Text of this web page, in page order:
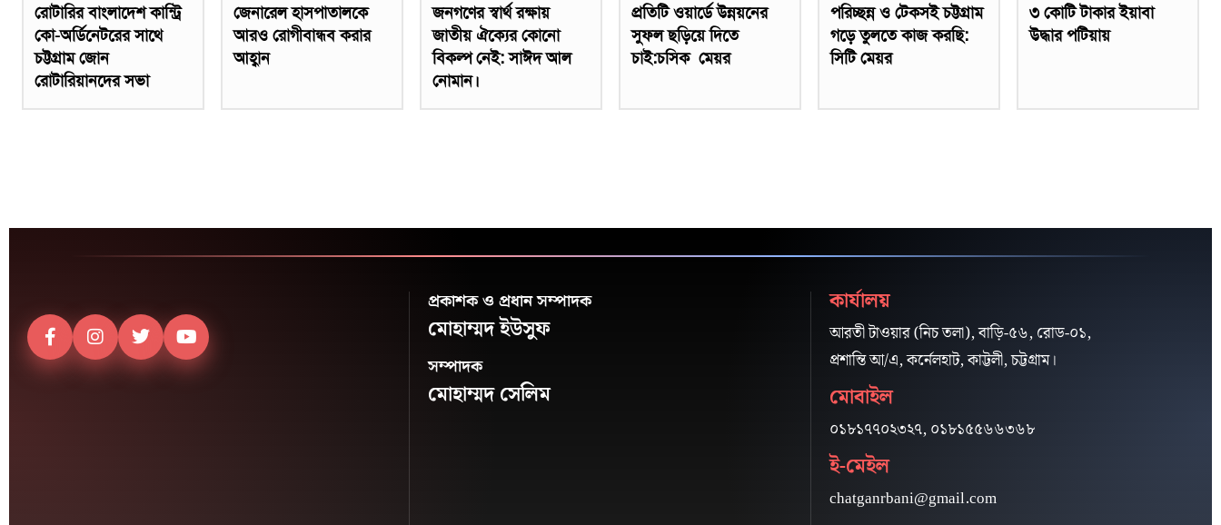
রোটারির বাংলাদেশ কান্ট্রি
কো-অর্ডিনেটরের সাথে
চট্টগ্রাম জোন
রোটারিয়ানদের সভা
জেনারেল হাসপাতালকে
আরও রোগীবান্ধব করার
আহ্বান
জনগণের স্বার্থ রক্ষায়
জাতীয় ঐক্যের কোনো
বিকল্প নেই: সাঈদ আল
নোমান।
প্রতিটি ওয়ার্ডে উন্নয়নের
সুফল ছড়িয়ে দিতে
চাই:চসিক মেয়র
পরিচ্ছন্ন ও টেকসই চট্টগ্রাম
গড়ে তুলতে কাজ করছি:
সিটি মেয়র
৩ কোটি টাকার ইয়াবা
উদ্ধার পটিয়ায়
প্রকাশক ও প্রধান সম্পাদক
মোহাম্মদ ইউসুফ
সম্পাদক
মোহাম্মদ সেলিম
কার্যালয়
আরতী টাওয়ার (নিচ তলা), বাড়ি-৫৬, রোড-০১,
প্রশান্তি আ/এ, কর্নেলহাট, কাট্টলী, চট্টগ্রাম।
মোবাইল
০১৮১৭৭০২৩২৭, ০১৮১৫৫৬৬৩৬৮
ই-মেইল
chatganrbani@gmail.com